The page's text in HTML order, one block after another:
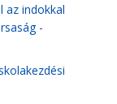
az indokkal
-